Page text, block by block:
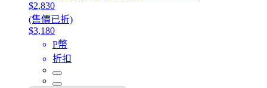
$2,830
(售價已折)
$3,180
P幣
折扣